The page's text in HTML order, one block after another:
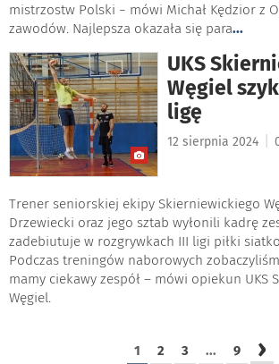
mistrzostw Polski − mówi Michał Kędzior z
zawodów. Najlepsza okazała się para...
UKS
Węgiel
ligę
12 sierpnia 2024
Trener seniorskiej ekipy Skierniewickiego
Drzewiecki oraz jego sztab wyłonili kadrę
zadebiutuje w rozgrywkach III ligi piłki
Podczas treningów naborowych
mamy ciekawy zespół – mówi opiekun UKS
Węgiel.
1 2 3 ... 9 ›